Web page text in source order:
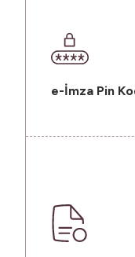
e-İmza Pin